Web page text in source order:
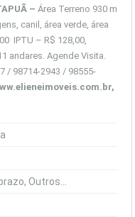
UÃ – Área Terreno 930 m
canil, área verde, área
IPTU – R$ 128,00,
andares. Agende Visita.
/ 98714-2943 / 98555-
,
Outros...